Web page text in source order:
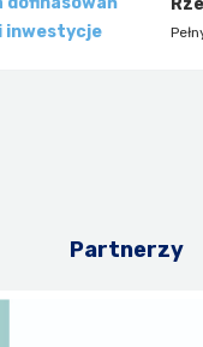
inwestycje
Partnerzy